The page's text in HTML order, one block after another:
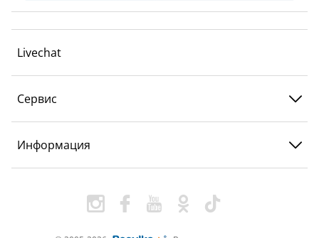
Livechat
Сервис
Информация